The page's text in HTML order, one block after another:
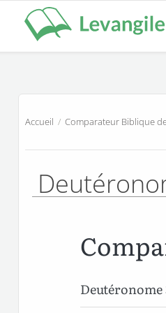
Accueil / Comparateur Biblique
Deutéronome